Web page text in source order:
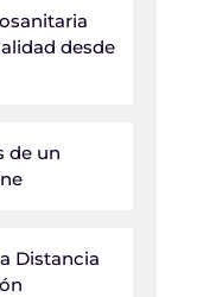
desde
de un
Distancia